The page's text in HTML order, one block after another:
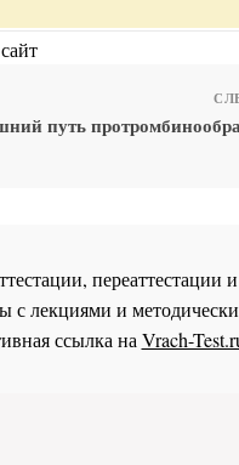
путь
лекциями и
ссылка наVrach-